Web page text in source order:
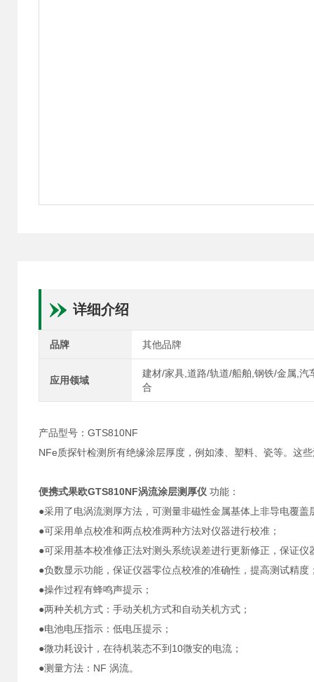
详细介绍
品牌 其他品牌
应用领域
建材/家具,道路/轨道/船舶,钢铁/金属,汽
合
产品型号：GTS810NF
NFe质探针检测所有绝缘涂层厚度，例如漆、塑料、瓷等。这
便携式果欧GTS810NF涡流涂层测厚仪 功能：
●采用了电涡流测厚方法，可测量非磁性金属基体上非导电覆盖
●可采用单点校准和两点校准两种方法对仪器进行校准；
●可采用基本校准修正法对测头系统误差进行更新修正，保证仪
●负数显示功能，保证仪器零位点校准的准确性，提高测试精度
●操作过程有蜂鸣声提示；
●两种关机方式：手动关机方式和自动关机方式；
●电池电压指示：低电压提示；
●微功耗设计，在待机装态不到10微安的电流；
●测量方法：NF 涡流。